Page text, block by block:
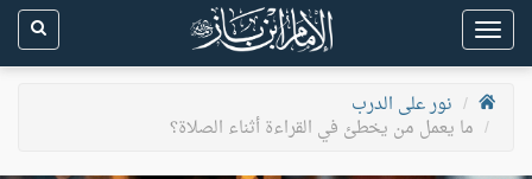
Toggle
navigation
نور على الدرب
ما يعمل من يخطئ في القراءة أثناء الصلاة؟